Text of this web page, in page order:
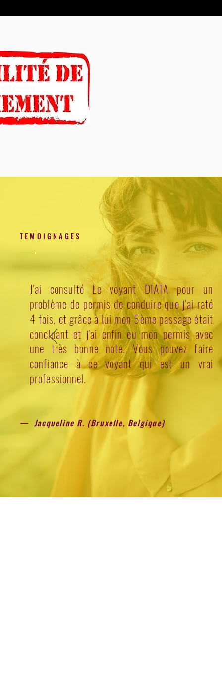
TEMOIGNAGES
J'ai consulté Le voyant DIATA pour un
problème de permis de conduire que j'ai raté
4 fois, et grâce à lui mon 5ème passage était
concluant et j'ai enfin eu mon permis avec
une très bonne note. Vous pouvez faire
confiance à ce voyant qui est un vrai
professionnel.
— Jacqueline R. (Bruxelle, Belgique)